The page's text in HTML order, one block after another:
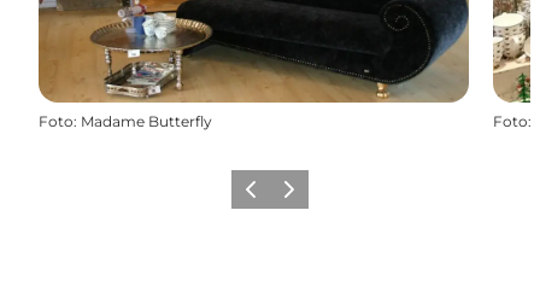
Foto: Madame Butterfly Foto:
ZurückWeiter